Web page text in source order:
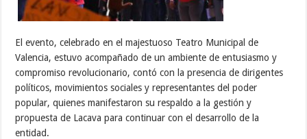
El evento, celebrado en el majestuoso Teatro Municipal de
Valencia, estuvo acompañado de un ambiente de entusiasmo y
compromiso revolucionario, contó con la presencia de dirigentes
políticos, movimientos sociales y representantes del poder
popular, quienes manifestaron su respaldo a la gestión y
propuesta de Lacava para continuar con el desarrollo de la
entidad.